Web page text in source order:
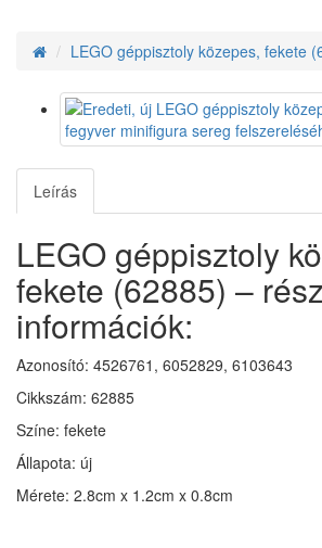
LEGO géppisztoly közepes, fekete
Leírás
LEGO géppisztoly
fekete (62885) –
információk:
Azonosító: 4526761, 6052829, 6103643
Cikkszám: 62885
Színe: fekete
Állapota: új
Mérete: 2.8cm x 1.2cm x 0.8cm